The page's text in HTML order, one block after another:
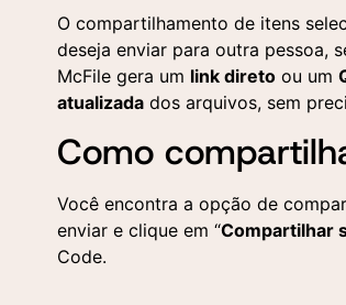
O compartilhamento de itens
deseja enviar para outra pessoa,
McFile gera um link direto ou um
atualizada dos arquivos, sem
Como
Você encontra a opção de
enviar e clique em “Compartilhar
Code.